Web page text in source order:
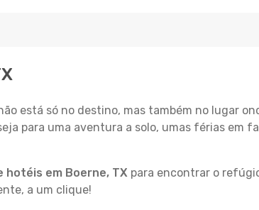
está só no destino, mas também no lugar
para uma aventura a solo, umas férias em
em Boerne, TX para encontrar o
a um clique!